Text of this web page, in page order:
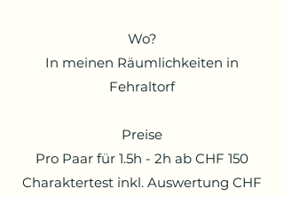
Wo?
In meinen Räumlichkeiten in
Fehraltorf
Preise
Pro Paar für 1.5h - 2h ab CHF 150
Charaktertest inkl. Auswertung CHF